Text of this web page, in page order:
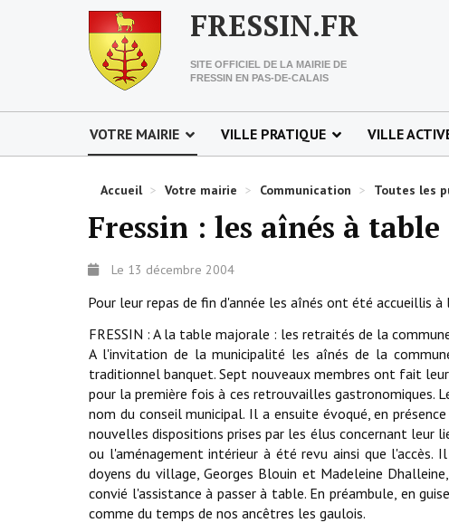
FRESSIN.FR
SITE OFFICIEL DE LA MAIRIE DE
FRESSIN EN PAS-DE-CALAIS
VOTRE MAIRIE VILLE PRATIQUE VILLE
Accueil > Votre mairie > Communication > Toutes les
Fressin : les aînés à table
Le 13 décembre 2004
Pour leur repas de fin d'année les aînés ont été accueillis
FRESSIN : A la table majorale : les retraités de la
A l'invitation de la municipalité les aînés de la
traditionnel banquet. Sept nouveaux membres ont fait
pour la première fois à ces retrouvailles gastronomiques.
nom du conseil municipal. Il a ensuite évoqué, en
nouvelles dispositions prises par les élus concernant leur
ou l'aménagement intérieur à été revu ainsi que
doyens du village, Georges Blouin et Madeleine
convié l'assistance à passer à table. En préambule, en
comme du temps de nos ancêtres les gaulois.